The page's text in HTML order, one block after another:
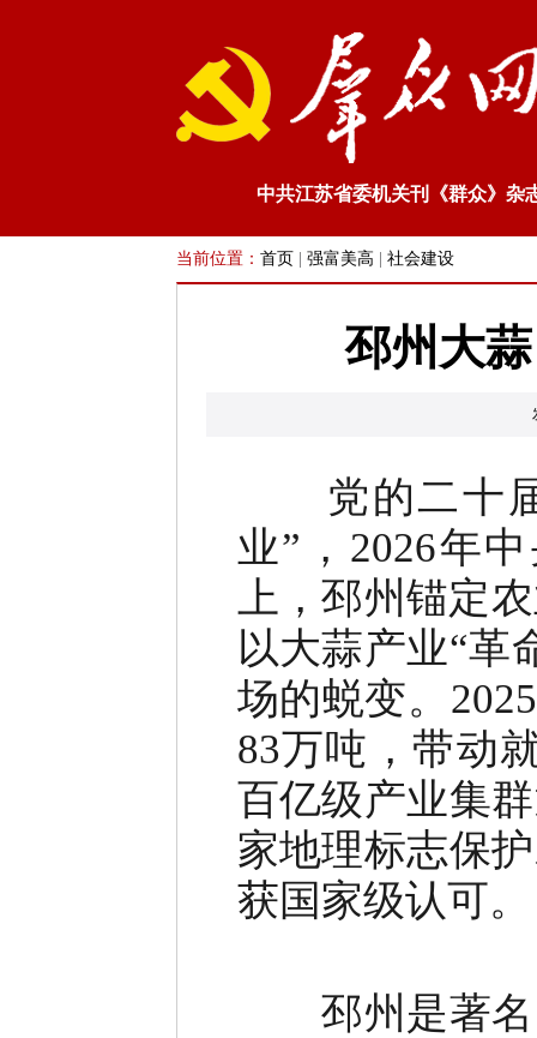
中共江苏省委机关刊《群众》杂
当前位置： 首页 强富美高 社会建设
邳州大
党的二十
业” ， 2026年
上，邳州锚定
以大蒜产业“革
场的蜕变。 2025
83万吨，带动
百亿级产业集
家地理标志保
获国家级认可。
邳州是著